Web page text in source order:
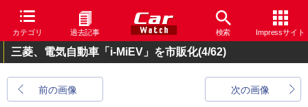
カテゴリ 過去記事 検索 Impressサイト
三菱、電気自動車「i-MiEV」を市販化(4/62)
前の画像 次の画像